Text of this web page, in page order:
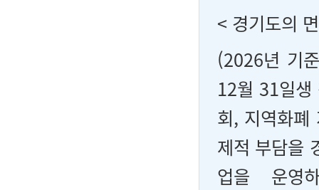
< 경기도의
(2026년 기
12월 31일생
회, 지역화폐
제적 부담을
업을 운영